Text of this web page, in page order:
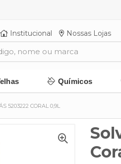
Institucional Nossas Lojas
Químicos
5203222 CORAL 0,9L